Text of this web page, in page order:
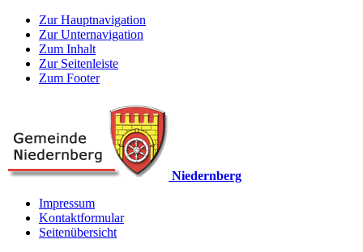
Zur Hauptnavigation
Zur Unternavigation
Zum Inhalt
Zur Seitenleiste
Zum Footer
Niedernberg
Impressum
Kontaktformular
Seitenübersicht